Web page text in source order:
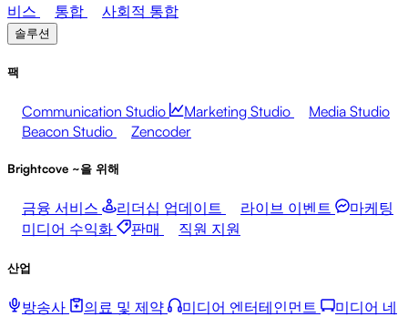
비스
통합 사회적 통합
솔루션
팩
Communication Studio Marketing Studio
Media Studio
Beacon Studio
Zencoder
Brightcove ~을 위해
금융 서비스 리더십 업데이트 라이브 이벤트
마케팅
미디어 수익화
판매 직원 지원
산업
방송사 의료 및 제약 미디어 엔터테인먼트
미디어 네